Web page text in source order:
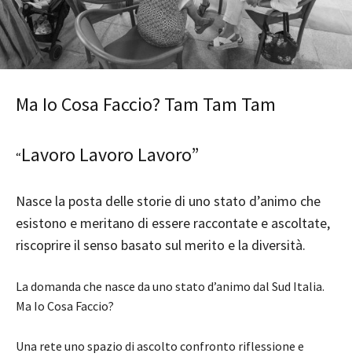
Ma Io Cosa Faccio? Tam Tam Tam
“Lavoro Lavoro Lavoro”
Nasce la posta delle storie di uno stato d’animo che
esistono e meritano di essere raccontate e ascoltate,
riscoprire il senso basato sul merito e la diversità.
La domanda che nasce da uno stato d’animo dal Sud Italia.
Ma Io Cosa Faccio?
Una rete uno spazio di ascolto confronto riflessione e